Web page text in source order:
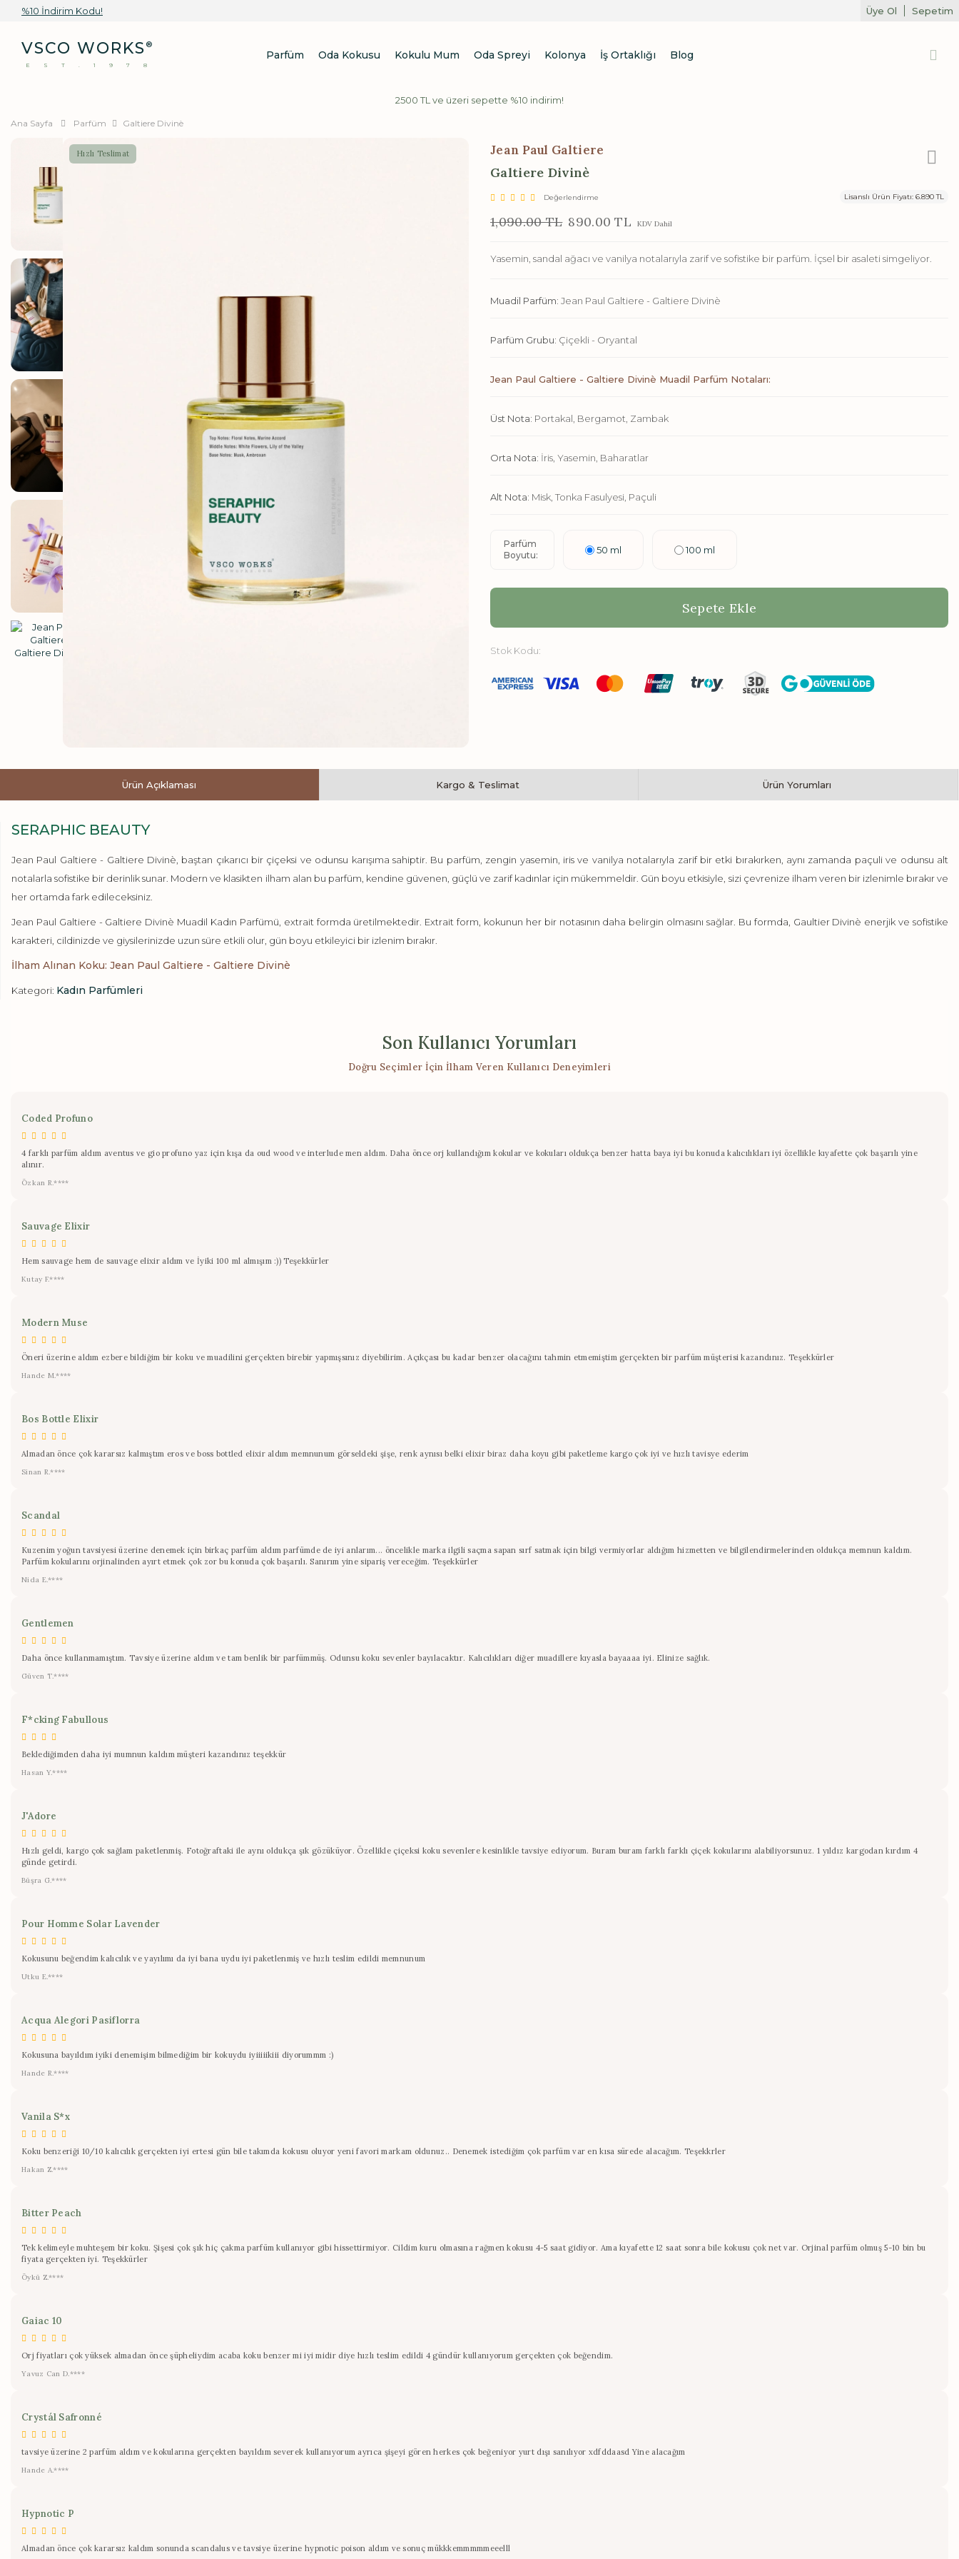
%10 İndirim Kodu! Üye Ol Sepetim
VSCO WORKS ®
EST.1978
Parfüm Oda Kokusu Kokulu Mum Oda Spreyi Kolonya İş Ortaklığı Blog
2500 TL ve üzeri sepette %10 indirim!
Ana Sayfa Parfüm Galtiere Divinè
Hızlı Teslimat Jean Paul Galtiere
Galtiere Divinè
Lisanslı Ürün Fiyatı: 6.890 TL
Değerlendirme
1,090.00 TL 890.00 TL KDV Dahil
Yasemin, sandal ağacı ve vanilya notalarıyla zarif ve sofistike bir parfüm. İçsel bir asaleti simgeliyor.
Muadil Parfüm: Jean Paul Galtiere - Galtiere Divinè
Parfüm Grubu: Çiçekli - Oryantal
Jean Paul Galtiere - Galtiere Divinè Muadil Parfüm Notaları:
Üst Nota: Portakal, Bergamot, Zambak
Orta Nota: İris, Yasemin, Baharatlar
Alt Nota: Misk, Tonka Fasulyesi, Paçuli
Parfüm
Boyutu:
50 ml 100 ml
Sepete Ekle
Stok Kodu:
Ürün Açıklaması Kargo & Teslimat Ürün Yorumları
SERAPHIC BEAUTY
Jean Paul Galtiere - Galtiere Divinè, baştan çıkarıcı bir çiçeksi ve odunsu karışıma sahiptir. Bu parfüm, zengin yasemin, iris ve vanilya notalarıyla zarif bir etki bırakırken, aynı zamanda paçuli ve odunsu alt
notalarla sofistike bir derinlik sunar. Modern ve klasikten ilham alan bu parfüm, kendine güvenen, güçlü ve zarif kadınlar için mükemmeldir. Gün boyu etkisiyle, sizi çevrenize ilham veren bir izlenimle bırakır ve
her ortamda fark edileceksiniz.
Jean Paul Galtiere - Galtiere Divinè Muadil Kadın Parfümü, extrait formda üretilmektedir. Extrait form, kokunun her bir notasının daha belirgin olmasını sağlar. Bu formda, Gaultier Divinè enerjik ve sofistike
karakteri, cildinizde ve giysilerinizde uzun süre etkili olur, gün boyu etkileyici bir izlenim bırakır.
İlham Alınan Koku: Jean Paul Galtiere - Galtiere Divinè
Kategori: Kadın Parfümleri
Son Kullanıcı Yorumları
Doğru Seçimler İçin İlham Veren Kullanıcı Deneyimleri
Coded Profuno
4 farklı parfüm aldım aventus ve gio profuno yaz için kışa da oud wood ve interlude men aldım. Daha önce orj kullandığım kokular ve kokuları oldukça benzer hatta baya iyi bu konuda kalıcılıkları iyi özellikle kıyafette çok başarılı yine
alınır.
Özkan R.****
Sauvage Elixir
Hem sauvage hem de sauvage elixir aldım ve İyiki 100 ml almışım :)) Teşekkürler
Kutay F.****
Modern Muse
Öneri üzerine aldım ezbere bildiğim bir koku ve muadilini gerçekten birebir yapmışsınız diyebilirim. Açıkçası bu kadar benzer olacağını tahmin etmemiştim gerçekten bir parfüm müşterisi kazandınız. Teşekkürler
Hande M.****
Bos Bottle Elixir
Almadan önce çok kararsız kalmıştım eros ve boss bottled elixir aldım memnunum görseldeki şişe, renk aynısı belki elixir biraz daha koyu gibi paketleme kargo çok iyi ve hızlı tavisye ederim
Sinan R.****
Scandal
Kuzenim yoğun tavsiyesi üzerine denemek için birkaç parfüm aldım parfümde de iyi anlarım... öncelikle marka ilgili saçma sapan sırf satmak için bilgi vermiyorlar aldığım hizmetten ve bilgilendirmelerinden oldukça memnun kaldım.
Parfüm kokularını orjinalinden ayırt etmek çok zor bu konuda çok başarılı. Sanırım yine sipariş vereceğim. Teşekkürler
Nida E.****
Gentlemen
Daha önce kullanmamıştım. Tavsiye üzerine aldım ve tam benlik bir parfümmüş. Odunsu koku sevenler bayılacaktır. Kalıcılıkları diğer muadillere kıyasla bayaaaa iyi. Elinize sağlık.
Güven T.****
F*cking Fabullous
Beklediğimden daha iyi mumnun kaldım müşteri kazandınız teşekkür
Hasan Y.****
J'Adore
Hızlı geldi, kargo çok sağlam paketlenmiş. Fotoğraftaki ile aynı oldukça şık gözüküyor. Özellikle çiçeksi koku sevenlere kesinlikle tavsiye ediyorum. Buram buram farklı farklı çiçek kokularını alabiliyorsunuz. 1 yıldız kargodan kırdım 4
günde getirdi.
Büşra G.****
Pour Homme Solar Lavender
Kokusunu beğendim kalıcılık ve yayılımı da iyi bana uydu iyi paketlenmiş ve hızlı teslim edildi memnunum
Utku E.****
Acqua Alegori Pasiflorra
Kokusuna bayıldım iyiki denemişim bilmediğim bir kokuydu iyiiiiikiii diyorummm :)
Hande R.****
Vanila S*x
Koku benzeriği 10/10 kalıcılık gerçekten iyi ertesi gün bile takımda kokusu oluyor yeni favori markam oldunuz.. Denemek istediğim çok parfüm var en kısa sürede alacağım. Teşekkrler
Hakan Z.****
Bitter Peach
Tek kelimeyle muhteşem bir koku. Şişesi çok şık hiç çakma parfüm kullanıyor gibi hissettirmiyor. Cildim kuru olmasına rağmen kokusu 4-5 saat gidiyor. Ama kıyafette 12 saat sonra bile kokusu çok net var. Orjinal parfüm olmuş 5-10 bin bu
fiyata gerçekten iyi. Teşekkürler
Öykü Z.****
Gaiac 10
Orj fiyatları çok yüksek almadan önce şüpheliydim acaba koku benzer mi iyi midir diye hızlı teslim edildi 4 gündür kullanıyorum gerçekten çok beğendim.
Yavuz Can D.****
Crystál Safronné
tavsiye üzerine 2 parfüm aldım ve kokularına gerçekten bayıldım severek kullanıyorum ayrıca şişeyi gören herkes çok beğeniyor yurt dışı sanılıyor xdfddaasd Yine alacağım
Hande A.****
Hypnotic P
Almadan önce çok kararsız kaldım sonunda scandalus ve tavsiye üzerine hypnotic poison aldım ve sonuç mükkkemmmmmeeelll